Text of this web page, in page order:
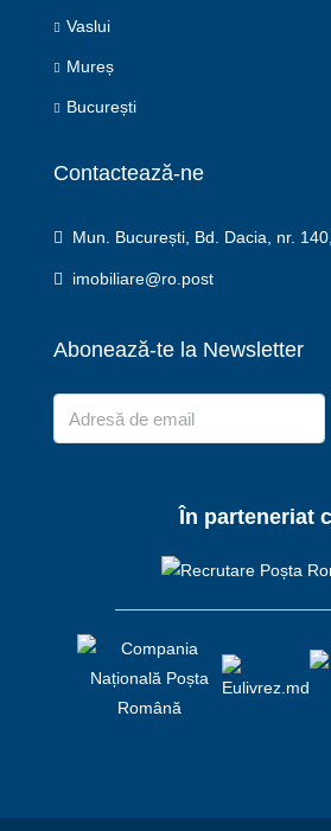
Vaslui
Mureș
București
Contactează-ne
Mun. București, Bd. Dacia, nr.
imobiliare@ro.post
Abonează-te la Newsletter
În parteneriat